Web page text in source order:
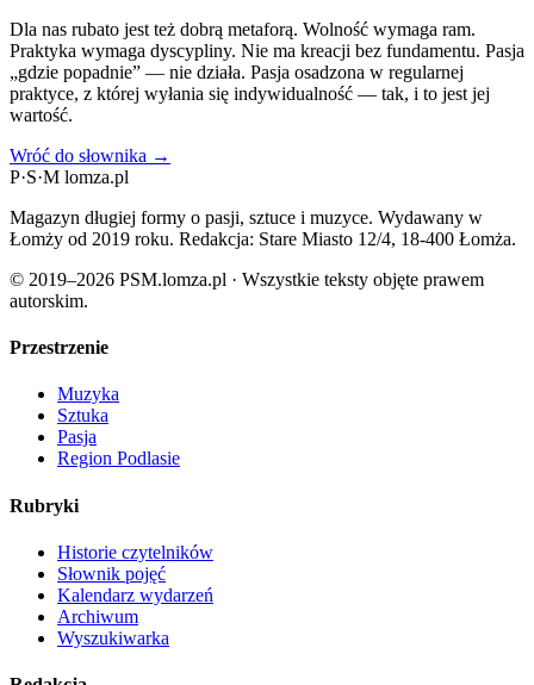
Dla nas rubato jest też dobrą metaforą. Wolność wymaga ram.
Praktyka wymaga dyscypliny. Nie ma kreacji bez fundamentu. Pasja
„gdzie popadnie” — nie działa. Pasja osadzona w regularnej
praktyce, z której wyłania się indywidualność — tak, i to jest jej
wartość.
Wróć do słownika →
P·S·M lomza.pl
Magazyn długiej formy o pasji, sztuce i muzyce. Wydawany w
Łomży od 2019 roku. Redakcja: Stare Miasto 12/4, 18-400 Łomża.
© 2019–2026 PSM.lomza.pl · Wszystkie teksty objęte prawem
autorskim.
Przestrzenie
Muzyka
Sztuka
Pasja
Region Podlasie
Rubryki
Historie czytelników
Słownik pojęć
Kalendarz wydarzeń
Archiwum
Wyszukiwarka